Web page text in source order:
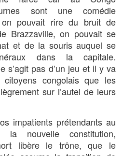
sont une comédie
pouvait rire du bruit de
Brazzaville, on pouvait se
et de la souris auquel se
dans la capitale.
s’agit pas d’un jeu et il y va
congolais que les
sur l’autel de leurs
impatients prétendants au
nouvelle constitution,
libère le trône, que le